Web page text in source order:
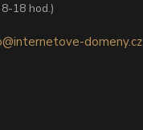
18 hod.)
domeny.cz